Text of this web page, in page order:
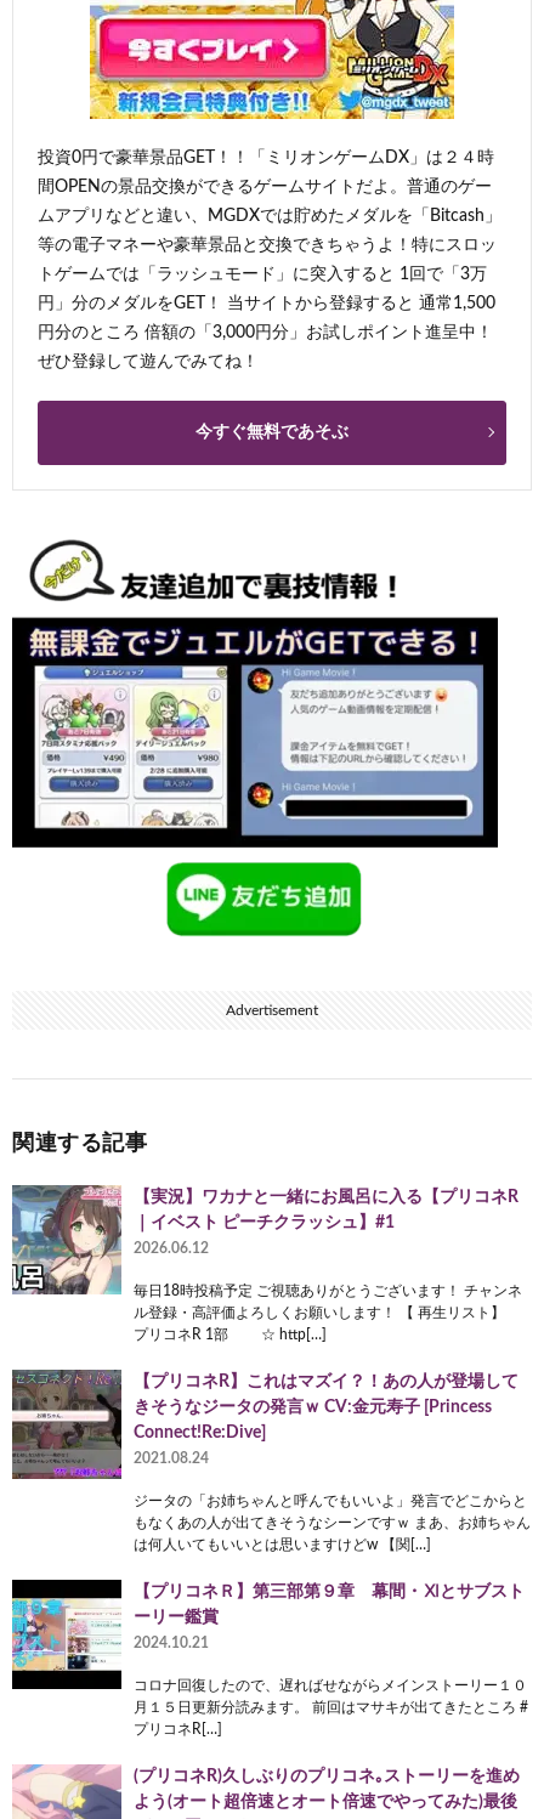
投資0円で豪華景品GET！！「ミリオンゲームDX」は２４時
間OPENの景品交換ができるゲームサイトだよ。普通のゲー
ムアプリなどと違い、MGDXでは貯めたメダルを「Bitcash」
等の電子マネーや豪華景品と交換できちゃうよ！特にスロッ
トゲームでは「ラッシュモード」に突入すると 1回で「3万
円」分のメダルをGET！ 当サイトから登録すると 通常1,500
円分のところ 倍額の「3,000円分」お試しポイント進呈中！
ぜひ登録して遊んでみてね！
今すぐ無料であそぶ
Advertisement
関連する記事
【実況】ワカナと一緒にお風呂に入る【プリコネR
｜イベスト ピーチクラッシュ】#1
2026.06.12
毎日18時投稿予定 ご視聴ありがとうございます！ チャンネ
ル登録・高評価よろしくお願いします！ 【 再生リスト】
プリコネR 1部 ☆ http[…]
【プリコネR】これはマズイ？！あの人が登場して
きそうなジータの発言ｗ CV:金元寿子 [Princess
Connect!Re:Dive]
2021.08.24
ジータの「お姉ちゃんと呼んでもいいよ」発言でどこからと
もなくあの人が出てきそうなシーンですｗ まあ、お姉ちゃん
は何人いてもいいとは思いますけどw 【関[…]
【プリコネＲ】第三部第９章 幕間・Ⅺとサブスト
ーリー鑑賞
2024.10.21
コロナ回復したので、遅ればせながらメインストーリー１０
月１５日更新分読みます。 前回はマサキが出てきたところ #
プリコネR[…]
(プリコネR)久しぶりのプリコネ｡ストーリーを進め
よう(オート超倍速とオート倍速でやってみた)最後